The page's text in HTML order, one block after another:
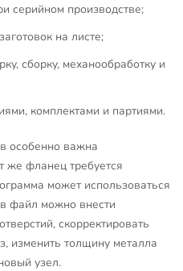
серийном производстве;
на листе;
сборку, механообработку и
комплектами и партиями.
особенно важна
же фланец требуется
может использоваться
файл можно внести
скорректировать
изменить толщину металла
узел.